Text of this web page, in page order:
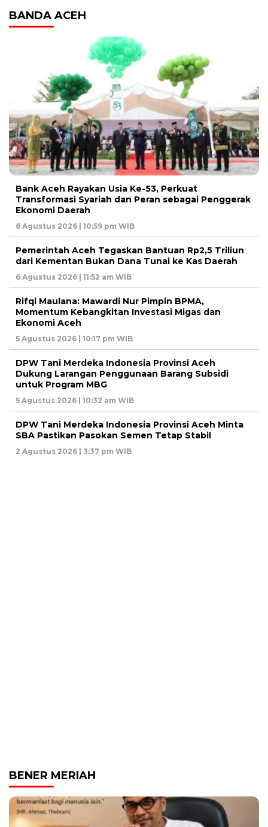
BANDA ACEH
Bank Aceh Rayakan Usia Ke-53, Perkuat
Transformasi Syariah dan Peran sebagai Penggerak
Ekonomi Daerah
6 Agustus 2026 | 10:59 pm WIB
Pemerintah Aceh Tegaskan Bantuan Rp2,5 Triliun
dari Kementan Bukan Dana Tunai ke Kas Daerah
6 Agustus 2026 | 11:52 am WIB
Rifqi Maulana: Mawardi Nur Pimpin BPMA,
Momentum Kebangkitan Investasi Migas dan
Ekonomi Aceh
5 Agustus 2026 | 10:17 pm WIB
DPW Tani Merdeka Indonesia Provinsi Aceh
Dukung Larangan Penggunaan Barang Subsidi
untuk Program MBG
5 Agustus 2026 | 10:32 am WIB
DPW Tani Merdeka Indonesia Provinsi Aceh Minta
SBA Pastikan Pasokan Semen Tetap Stabil
2 Agustus 2026 | 3:37 pm WIB
BENER MERIAH